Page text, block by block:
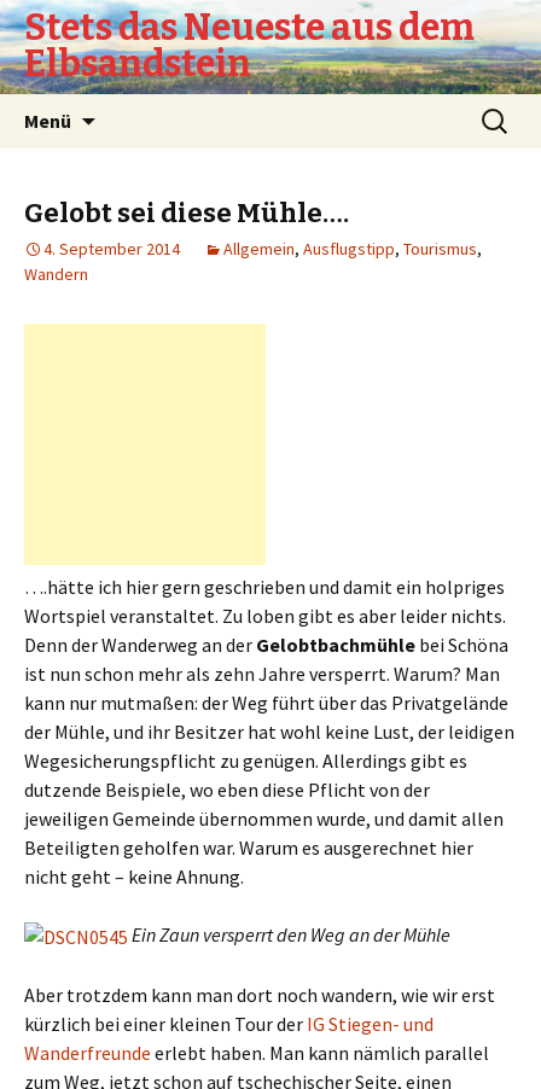
Stets das Neueste aus dem
Elbsandstein
Menü
Suchen
nach:
Gelobt sei diese Mühle….
4. September 2014 Allgemein, Ausflugstipp, Tourismus,
Wandern
….hätte ich hier gern geschrieben und damit ein holpriges
Wortspiel veranstaltet. Zu loben gibt es aber leider nichts.
Denn der Wanderweg an der Gelobtbachmühle bei Schöna
ist nun schon mehr als zehn Jahre versperrt. Warum? Man
kann nur mutmaßen: der Weg führt über das Privatgelände
der Mühle, und ihr Besitzer hat wohl keine Lust, der leidigen
Wegesicherungspflicht zu genügen. Allerdings gibt es
dutzende Beispiele, wo eben diese Pflicht von der
jeweiligen Gemeinde übernommen wurde, und damit allen
Beteiligten geholfen war. Warum es ausgerechnet hier
nicht geht – keine Ahnung.
Ein Zaun versperrt den Weg an der Mühle
Aber trotzdem kann man dort noch wandern, wie wir erst
kürzlich bei einer kleinen Tour der IG Stiegen- und
Wanderfreunde erlebt haben. Man kann nämlich parallel
zum Weg, jetzt schon auf tschechischer Seite, einen